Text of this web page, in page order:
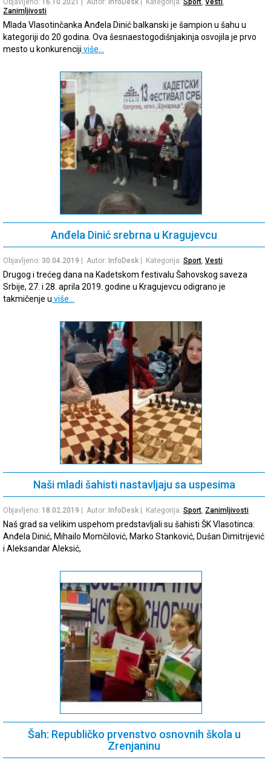
Objavljeno: 16.10.2021 | Autor: InfoDesk | Kategorija: Sport, Vesti ,
Zanimljivosti
Mlada Vlasotinčanka Anđela Dinić balkanski je šampion u šahu u
kategoriji do 20 godina. Ova šesnaestogodišnjakinja osvojila je prvo
mesto u konkurenciji više…
Anđela Dinić srebrna u Kragujevcu
Objavljeno: 30.04.2019 | Autor: InfoDesk | Kategorija: Sport, Vesti
Drugog i trećeg dana na Kadetskom festivalu Šahovskog saveza
Srbije, 27. i 28. aprila 2019. godine u Kragujevcu odigrano je
takmičenje u više…
Naši mladi šahisti nastavljaju sa uspesima
Objavljeno: 18.02.2019 | Autor: InfoDesk | Kategorija: Sport Zanimljivosti
Naš grad sa velikim uspehom predstavljali su šahisti ŠK Vlasotinca:
Anđela Dinić, Mihailo Momčilović, Marko Stanković, Dušan Dimitrijević
i Aleksandar Aleksić,
Šah: Republičko prvenstvo osnovnih škola u
Zrenjaninu